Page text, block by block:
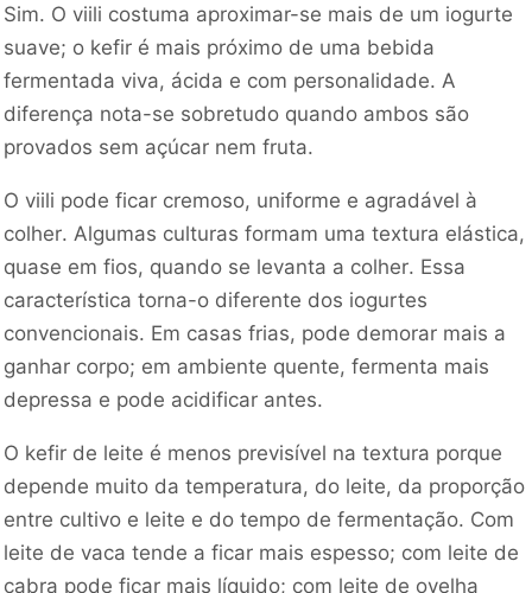
Sim. O viili costuma aproximar-se mais de um iogurte
suave; o kefir é mais próximo de uma bebida
fermentada viva, ácida e com personalidade. A
diferença nota-se sobretudo quando ambos são
provados sem açúcar nem fruta.
O viili pode ficar cremoso, uniforme e agradável à
colher. Algumas culturas formam uma textura elástica,
quase em fios, quando se levanta a colher. Essa
característica torna-o diferente dos iogurtes
convencionais. Em casas frias, pode demorar mais a
ganhar corpo; em ambiente quente, fermenta mais
depressa e pode acidificar antes.
O kefir de leite é menos previsível na textura porque
depende muito da temperatura, do leite, da proporção
entre cultivo e leite e do tempo de fermentação. Com
leite de vaca tende a ficar mais espesso; com leite de
cabra pode ficar mais líquido; com leite de ovelha